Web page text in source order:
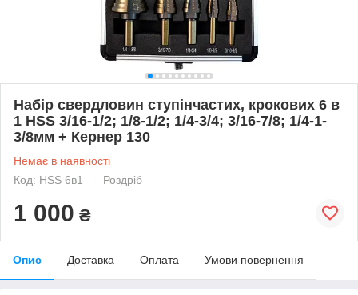
Набір свердловин ступінчастих, крокових 6 в
1 HSS 3/16-1/2; 1/8-1/2; 1/4-3/4; 3/16-7/8; 1/4-1-
3/8мм + Кернер 130
Немає в наявності
Код: HSS 6в1
Роздріб
1 000 ₴
Опис Доставка Оплата Умови повернення